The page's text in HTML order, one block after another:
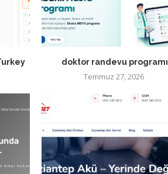
doktor randevu programı
Temmuz 27, 2026